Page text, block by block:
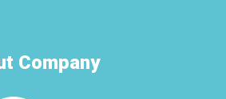
Company